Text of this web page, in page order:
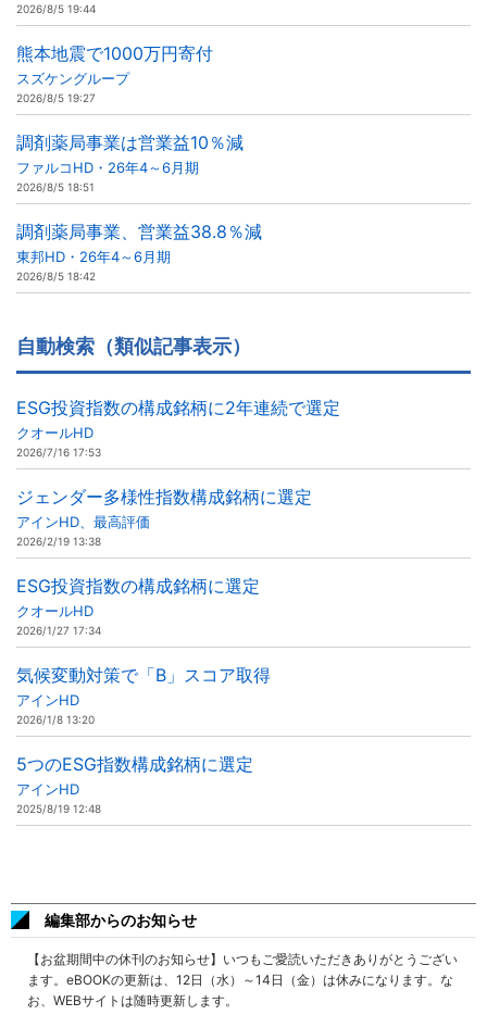
2026/8/5 19:44
熊本地震で1000万円寄付
スズケングループ
2026/8/5 19:27
調剤薬局事業は営業益10％減
ファルコHD・26年4～6月期
2026/8/5 18:51
調剤薬局事業、営業益38.8％減
東邦HD・26年4～6月期
2026/8/5 18:42
自動検索（類似記事表示）
ESG投資指数の構成銘柄に2年連続で選定
クオールHD
2026/7/16 17:53
ジェンダー多様性指数構成銘柄に選定
アインHD、最高評価
2026/2/19 13:38
ESG投資指数の構成銘柄に選定
クオールHD
2026/1/27 17:34
気候変動対策で「B」スコア取得
アインHD
2026/1/8 13:20
5つのESG指数構成銘柄に選定
アインHD
2025/8/19 12:48
編集部からのお知らせ
【お盆期間中の休刊のお知らせ】いつもご愛読いただきありがとうござい
ます。eBOOKの更新は、12日（水）～14日（金）は休みになります。な
お、WEBサイトは随時更新します。